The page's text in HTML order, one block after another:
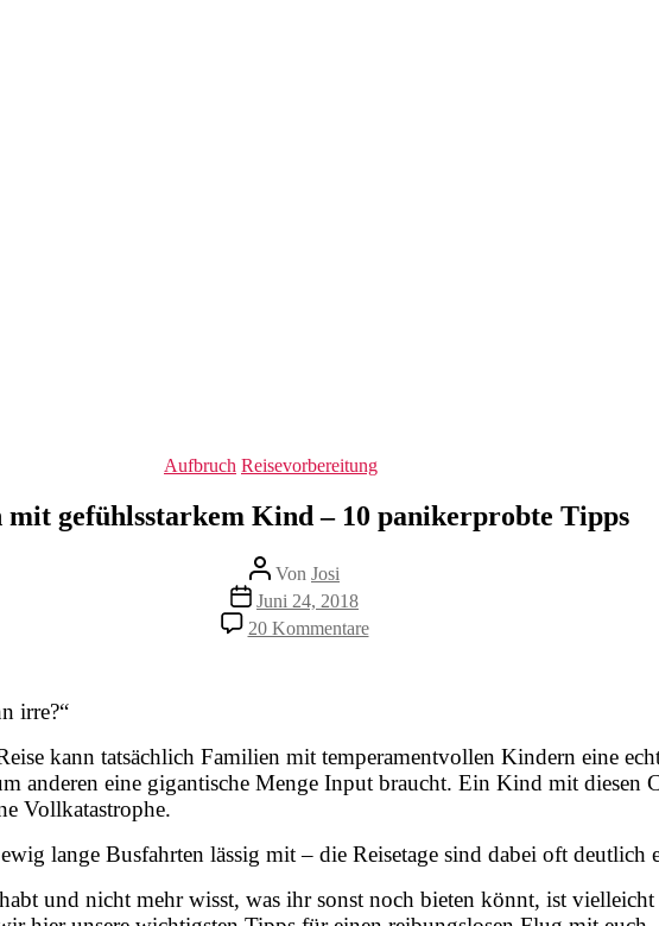
Kategorien
Aufbruch Reisevorbereitung
mit gefühlsstarkem Kind – 10 panikerprobte Tipps
Beitragsautor
Von Josi
Veröffentlichungsdatum
Juni 24, 2018
20 Kommentarezu
Fliegen
10
panikerprobte
Tipps
irre?“
kann tatsächlich Familien mit temperamentvollen Kindern eine
anderen eine gigantische Menge Input braucht. Ein Kind mit diesen
Vollkatastrophe.
lange Busfahrten lässig mit – die Reisetage sind dabei oft deutlich
und nicht mehr wisst, was ihr sonst noch bieten könnt, ist